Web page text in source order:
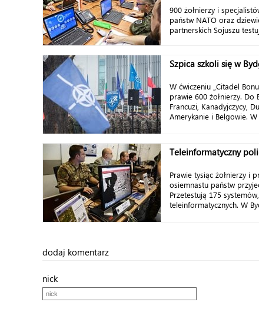
900 żołnierzy i
państw NATO oraz
partnerskich Sojuszu
Szpica szkoli się w
W ćwiczeniu „Citadel
prawie 600 żołnierzy. Do
Francuzi, Kanadyjczycy,
Amerykanie i Belgowie.
Teleinformatyczny
Prawie tysiąc żołnierzy i
osiemnastu państw
Przetestują 175
teleinformatycznych. W
dodaj komentarz
nick